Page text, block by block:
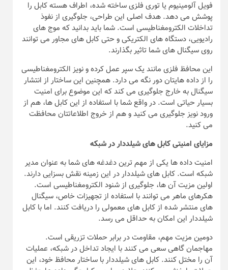
فویل آلومینیوم یا توری فلزی ساخته شده، اطراف هسته کابل را
پوشش می دهد. هدف اصلی این طراحی، جلوگیری از نفوذ
تداخلات الکترومغناطیسی است. شما باید بدانید که موج های
رادیویی، دستگاه های الکتریکی و حتی کابل های مجاور می توانند
روی سیگنال های شما تاثیر بگذارند.
این محافظ فلزی مانند یک سپر عمل کرده و نویز الکترومغناطیسی
را از داده هایتان دور نگه می دارد. همچنین این ساختار از انتشار
سیگنال به خارج جلوگیری می کند که این موضوع برای امنیت
بسیار حیاتی است. در واقع شما با استفاده از این کابل ها، هم از
ورود نویز جلوگیری می کنید و هم از خروج اطلاعاتتان محافظت
می کنید.
مزایای امنیتی کابل های شیلددار در شبکه
امنیت داده ها یکی از مهم ترین دغدغه های شما به عنوان مدیر
شبکه است. کابل های شیلددار در این زمینه نقش بسزایی دارند.
اولین مزیت آن ها، جلوگیری از شنود الکترومغناطیسی است.
هکرهای ماهر می توانند با استفاده از تجهیزات خاص، سیگنال
های منتشر شده از کابل های معمولی را دریافت کنند. اما با کابل
شیلددار این امکان به حداقل می رسد.
دومین مزیت مهم، مقاومت در برابر حملات تزریقی است.
مهاجمان گاهی سعی می کنند با ایجاد تداخل در شبکه، عملیات
آن را مختل کنند. کابل های شیلددار با ساختار محافظ خود، این